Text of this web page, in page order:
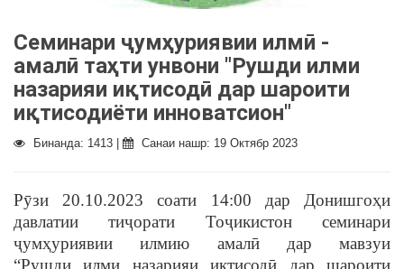
Семинари ҷумҳуриявии илмӣ -
амалӣ таҳти унвони "Рушди илми
назарияи иқтисодӣ дар шароити
иқтисодиёти инноватсион"
Бинанда: 1413 | Санаи нашр: 19 Октябр 2023
Рӯзи 20.10.2023 соати 14:00 дар Донишгоҳи
давлатии тиҷорати Тоҷикистон семинари
ҷумҳуриявии илмию амалӣ дар мавзуи
“Рушди илми назарияи иқтисодӣ дар шароити